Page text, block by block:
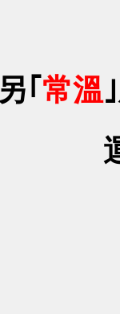
另｢ 常溫